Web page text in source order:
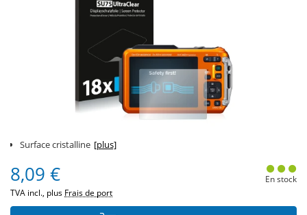
Surface cristalline [plus]
8,09 €
TVA incl., plus Frais de port
En stock